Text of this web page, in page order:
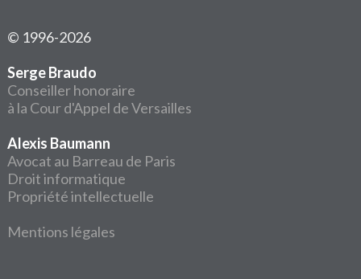
© 1996-2026
Serge Braudo
Conseiller honoraire
à la Cour d'Appel de Versailles
Alexis Baumann
Avocat au Barreau de Paris
Droit informatique
Propriété intellectuelle
Mentions légales